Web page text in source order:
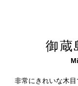
御蔵
非常にきれいな木